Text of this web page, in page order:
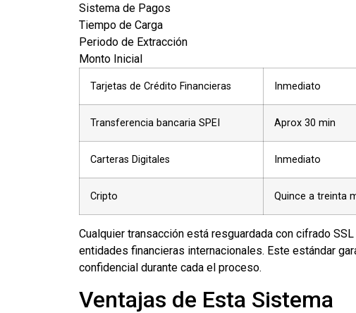
Sistema de Pagos
Tiempo de Carga
Periodo de Extracción
Monto Inicial
Tarjetas de Crédito Financieras Inmediato
Transferencia bancaria SPEI Aprox 30 min
Carteras Digitales Inmediato
Cripto Quince a treinta
Cualquier transacción está resguardada con cifrado
entidades financieras internacionales. Este estándar
confidencial durante cada el proceso.
Ventajas de Esta Sistema